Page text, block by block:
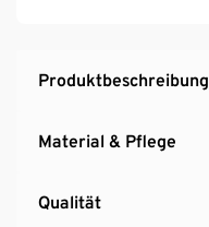
Produktbeschreibung
Material & Pflege
Qualität